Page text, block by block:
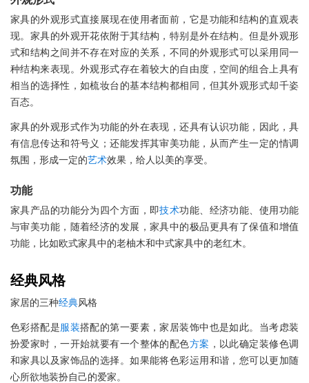
家具的外观形式直接展现在使用者面前，它是功能和结构的直观表
现。家具的外观开花依附于其结构，特别是外在结构。但是外观形
式和结构之间并不存在对应的关系，不同的外观形式可以采用同一
种结构来表现。外观形式存在着较大的自由度，空间的组合上具有
相当的选择性，如梳妆台的基本结构都相同，但其外观形式却千姿
百态。
家具的外观形式作为功能的外在表现，还具有认识功能，因此，具
有信息传达和符号义；还能发挥其审美功能，从而产生一定的情调
氛围，形成一定的艺术效果，给人以美的享受。
功能
家具产品的功能分为四个方面，即技术功能、经济功能、使用功能
与审美功能，随着经济的发展，家具中的极品更具有了保值和增值
功能，比如欧式家具中的老柚木和中式家具中的老红木。
经典风格
家居的三种经典风格
色彩搭配是服装搭配的第一要素，家居装饰中也是如此。当考虑装
扮爱家时，一开始就要有一个整体的配色方案 ，以此确定装修色调
和家具以及家饰品的选择。如果能将色彩运用和谐，您可以更加随
心所欲地装扮自己的爱家。